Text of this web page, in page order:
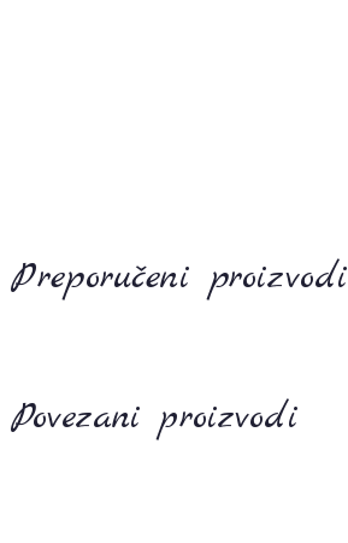
Preporučeni proizvodi
Povezani proizvodi